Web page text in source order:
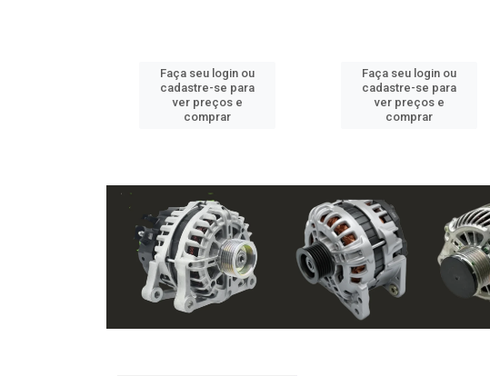
Faça seu login ou
cadastre-se para
ver preços e
comprar
Faça seu login ou
cadastre-se para
ver preços e
comprar